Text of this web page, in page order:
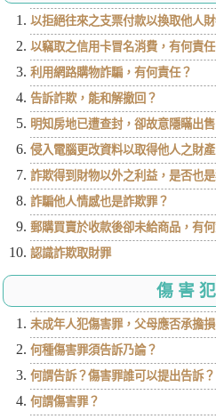
以拒絕往來之支票付款以換取他人
以竊取之信用卡冒名消費，有何責任
利用網路購物詐騙，有何責任？
告訴詐欺，能和解撤回？
明知房地已遭查封，卻故意隱瞞出
侵入電腦更改資料以取得他人之財
詐欺得到財物以外之利益，是否也
詐騙他人情感也是詐欺罪？
郵購買賣於收款後卻未給商品，有
認識詐欺取財罪
傷害
未成年人犯傷害罪，父母應否承擔
何種傷害罪須告訴乃論？
何謂告訴？傷害罪誰可以提出告訴？
何謂傷害罪？